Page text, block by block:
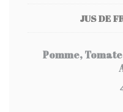
JUS DE
Pomme,